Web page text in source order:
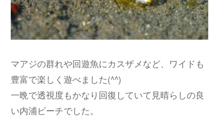
マアジの群れや回遊魚にカスザメなど、ワイドも
豊富で楽しく遊べました(^^)
一晩で透視度もかなり回復していて見晴らしの良
い内浦ビーチでした。